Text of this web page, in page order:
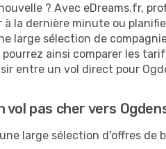
? Avec eDreams.fr,
la dernière minute ou
large sélection de
ainsi comparer les
entre un vol direct pour
pas cher vers
large sélection d'offres